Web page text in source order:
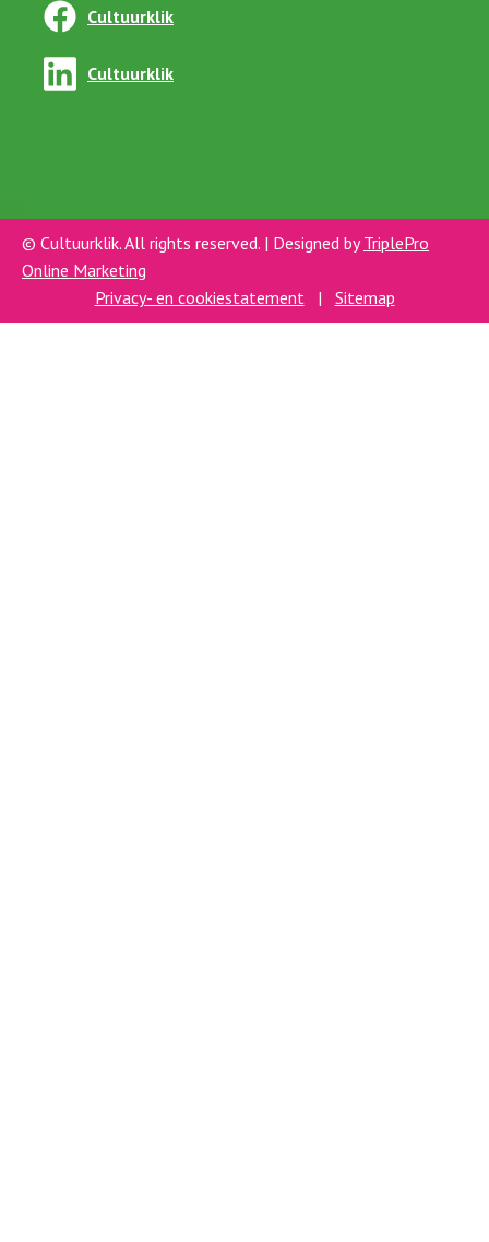
Cultuurklik
Cultuurklik
© Cultuurklik. All rights reserved. | Designed byTriplePro
Online Marketing
Privacy- en cookiestatement | Sitemap